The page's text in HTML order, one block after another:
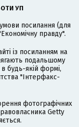
УП
посилання (для
правду".
із посиланням на
подальшому
будь-якій формі,
"Інтерфакс-
фотографічних
Getty